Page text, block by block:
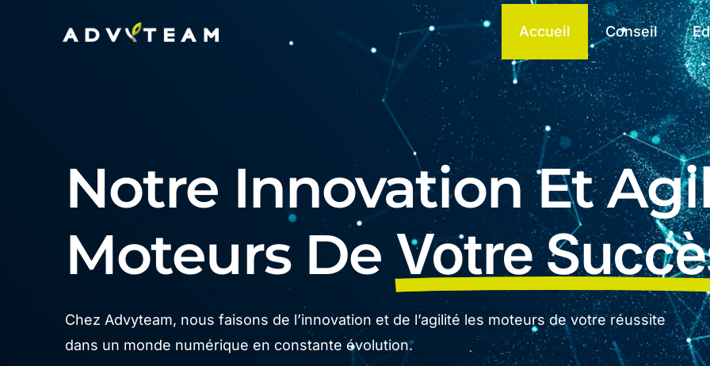
Accueil Conseil
Notre Innovation Et
Moteurs De Votre
Chez Advyteam, nous faisons de l’innovation et de l’agilité les moteurs de votre réussite
dans un monde numérique en constante évolution.